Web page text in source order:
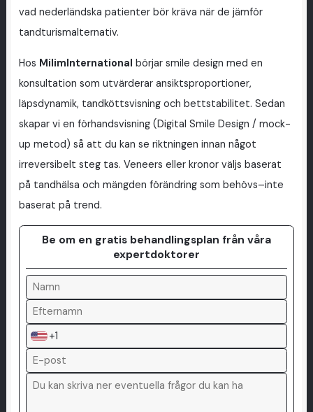
vad nederländska patienter bör kräva när de jämför
tandturismalternativ.
Hos MilimInternational börjar smile design med en
konsultation som utvärderar ansiktsproportioner,
läpsdynamik, tandköttsvisning och bettstabilitet. Sedan
skapar vi en förhandsvisning (Digital Smile Design / mock-
up metod) så att du kan se riktningen innan något
irreversibelt steg tas. Veneers eller kronor väljs baserat
på tandhälsa och mängden förändring som behövs–inte
baserat på trend.
Be om en gratis behandlingsplan från våra
expertdoktorer
+1